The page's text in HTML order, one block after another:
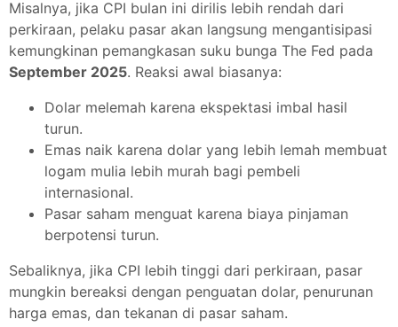
Misalnya, jika CPI bulan ini dirilis lebih rendah dari
perkiraan, pelaku pasar akan langsung mengantisipasi
kemungkinan pemangkasan suku bunga The Fed pada
September 2025. Reaksi awal biasanya:
Dolar melemah karena ekspektasi imbal hasil
turun.
Emas naik karena dolar yang lebih lemah membuat
logam mulia lebih murah bagi pembeli
internasional.
Pasar saham menguat karena biaya pinjaman
berpotensi turun.
Sebaliknya, jika CPI lebih tinggi dari perkiraan, pasar
mungkin bereaksi dengan penguatan dolar, penurunan
harga emas, dan tekanan di pasar saham.